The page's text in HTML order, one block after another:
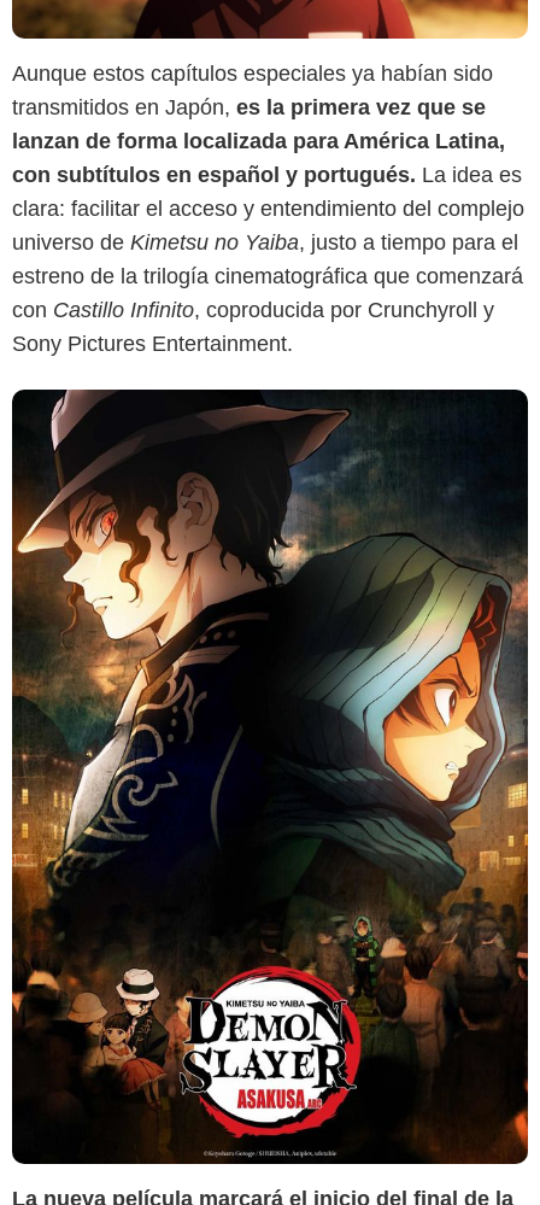
Aunque estos capítulos especiales ya habían sido
transmitidos en Japón, es la primera vez que se
lanzan de forma localizada para América Latina,
con subtítulos en español y portugués. La idea es
clara: facilitar el acceso y entendimiento del complejo
universo de Kimetsu no Yaiba, justo a tiempo para el
estreno de la trilogía cinematográfica que comenzará
con Castillo Infinito, coproducida por Crunchyroll y
Sony Pictures Entertainment.
La nueva película marcará el inicio del final de la